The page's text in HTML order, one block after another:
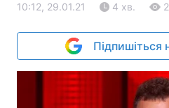
10:12, 29.01.21 4 хв.
Підпишіться